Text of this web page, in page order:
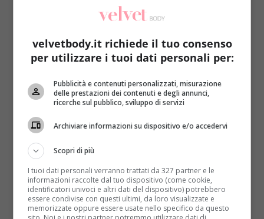
Oltre al classico antistaminico– destinato a fare
naturali per contrastare gli effetti dell’allergia.
Prima di correre in farmacia e acquistare l’ennesimo
da-te pronto a dare sollievo alle vie respiratorie. Il
primo da proporre è unlavaggio nasale a base di
acqua salata
profit statunitenseMayo Clinicne ha sottolineato
l’efficacia: il sale mischiato con l’acqua tiepida è in
grado di pulire le mucose nasali eliminando pollini,
allergeni e altre sostanze irritanti che tendono a
depositarsi, creando numerosi fastidi.
Esiste poi il metodoJala Neti , nato in India ma
velvetbody.it richiede il tuo consenso
per utilizzare i tuoi dati personali per:
Pubblicità e contenuti personalizzati, misurazione
delle prestazioni dei contenuti e degli annunci,
ricerche sul pubblico, sviluppo di servizi
Archiviare informazioni su dispositivo e/o accedervi
Scopri di più
I tuoi dati personali verranno trattati da 327 partner e le
informazioni raccolte dal tuo dispositivo (come cookie,
identificatori univoci e altri dati del dispositivo) potrebbero
essere condivise con questi ultimi, da loro visualizzate e
memorizzate oppure essere usate nello specifico da questo